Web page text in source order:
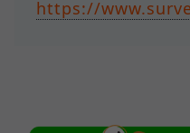
https://